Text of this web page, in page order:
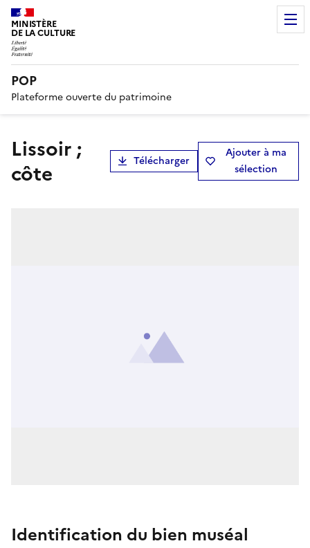
MINISTÈRE
DE LA CULTURE
POP
Plateforme ouverte du patrimoine
lissoir ;
côte
Télécharger
Ajouter à ma
sélection
Identification du bien muséal